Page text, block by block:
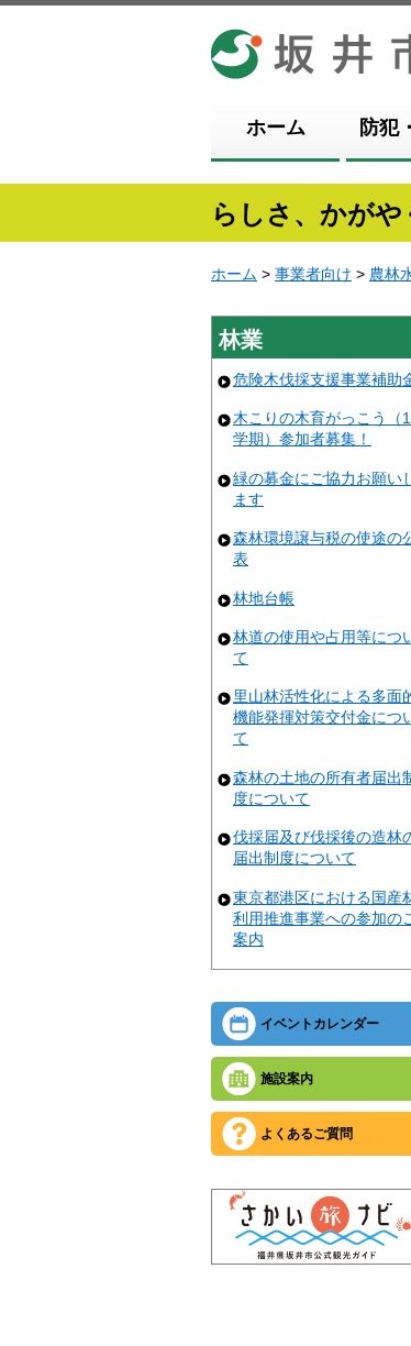
坂井市
ホーム 防犯
らしさ、かがや
ホーム > 事業者向け > 農林
林業
危険木伐採支援事業補助
木こりの木育がっこう（1
学期）参加者募集！
緑の募金にご協力お願い
ます
森林環境譲与税の使途の
表
林地台帳
林道の使用や占用等につ
て
里山林活性化による多面
機能発揮対策交付金につ
て
森林の土地の所有者届出
度について
伐採届及び伐採後の造林
届出制度について
東京都港区における国産
利用推進事業への参加の
案内
イベントカレンダー
施設案内
よくあるご質問